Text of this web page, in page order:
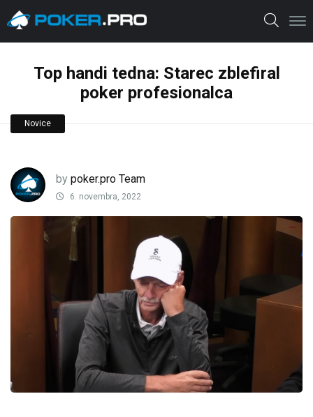
Top handi tedna: Starec zblefiral
poker profesionalca
Novice
by poker.pro Team
6. novembra, 2022